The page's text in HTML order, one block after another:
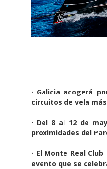
· Galicia acogerá
circuitos de vela
· Del 8 al 12 de
proximidades del
· El Monte Real
evento que se